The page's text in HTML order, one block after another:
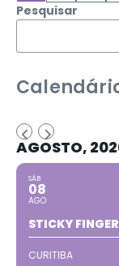
Pesquisar
AGOSTO,
SÁB
08
AGO
STICKY
CURITIBA